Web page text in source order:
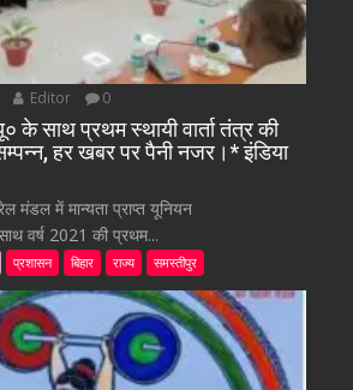
Editor 0
साथ प्रथम स्थायी वार्ता तंत्र की
हर खबर पर पैनी नजर।* इंडिया
मंडल में मान्यता प्राप्त यूनियन
वर्ष 2021 की प्रथम...
प्रशासन बिहार राज्य समस्तीपुर